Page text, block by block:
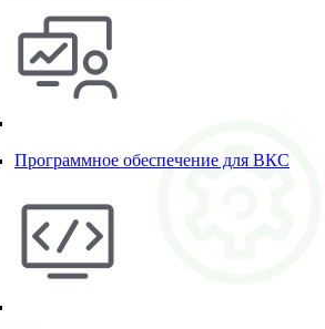
Программное обеспечение для ВКС